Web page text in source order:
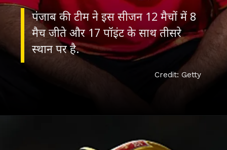
पंजाब की टीम ने इस सीजन 12 मैचों में 8
मैच जीते और 17 पॉइंट के साथ तीसरे
स्‍थान पर है.
Credit: Getty